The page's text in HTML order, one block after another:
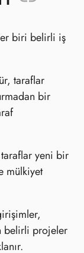
biri belirli iş
taraflar
bir
yeni bir
mülkiyet
belirli projeler